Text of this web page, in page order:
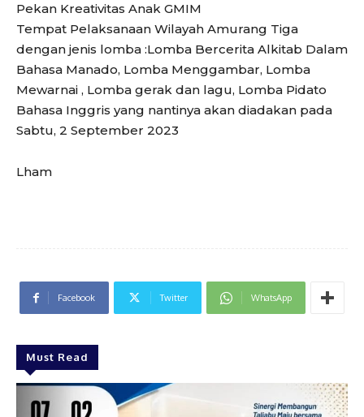
Pekan Kreativitas Anak GMIM
Tempat Pelaksanaan Wilayah Amurang Tiga
dengan jenis lomba :Lomba Bercerita Alkitab Dalam
Bahasa Manado, Lomba Menggambar, Lomba
Mewarnai , Lomba gerak dan lagu, Lomba Pidato
Bahasa Inggris yang nantinya akan diadakan pada
Sabtu, 2 September 2023
Lham
Facebook Twitter WhatsApp
Must Read